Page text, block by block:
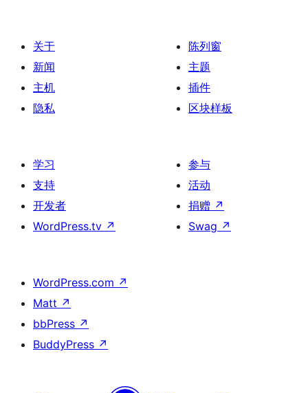
关于
新闻
主机
隐私
陈列窗
主题
插件
区块样板
学习
支持
开发者
WordPress.tv ↗
参与
活动
捐赠 ↗
Swag ↗
WordPress.com ↗
Matt ↗
bbPress ↗
BuddyPress ↗